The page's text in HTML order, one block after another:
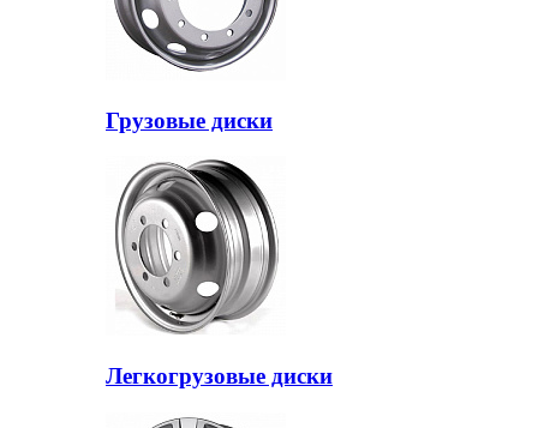
Грузовые диски
Легкогрузовые диски